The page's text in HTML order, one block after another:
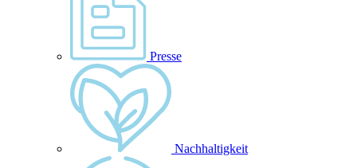
Presse
Nachhaltigkeit